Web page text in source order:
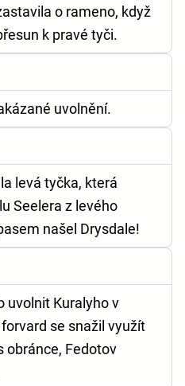
o rameno, když
k pravé tyči.
uvolnění.
levá tyčka, která
Seelera z levého
našel Drysdale!
uvolnit Kuralyho v
se snažil využít
obránce, Fedotov